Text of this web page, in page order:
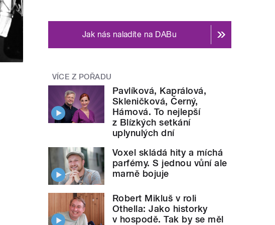
Jak nás naladíte na DABu
VÍCE Z POŘADU
Pavlíková, Kaprálová,
Skleničková, Černý,
Hámová. To nejlepší
z Blízkých setkání
uplynulých dní
Voxel skládá hity a míchá
parfémy. S jednou vůní ale
marně bojuje
Robert Mikluš v roli
Othella: Jako historky
v hospodě. Tak by se měl